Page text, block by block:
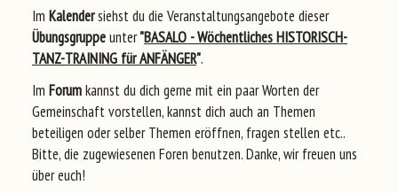
Im Kalendersiehst du die Veranstaltungsangebote dieser
Übungsgruppeunter"BASALO - Wöchentliches HISTORISCH-
TANZ-TRAINING für ANFÄNGER".
Im Forumkannst du dich gerne mit ein paar Worten der
Gemeinschaft vorstellen, kannst dich auch an Themen
beteiligen oder selber Themen eröffnen, fragen stellen etc..
Bitte, die zugewiesenen Foren benutzen. Danke, wir freuen uns
über euch!